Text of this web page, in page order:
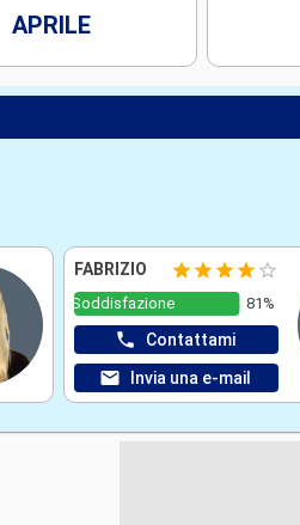
APRILE
FABRIZIO
Soddisfazione 81%
Contattami
Invia una e-mail